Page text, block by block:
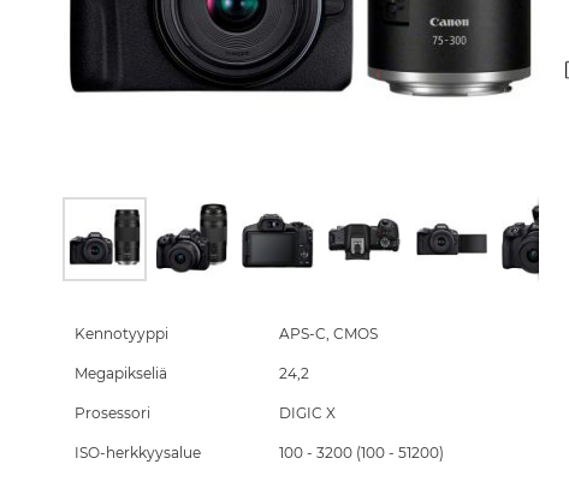
the
images
Kennotyyppi APS-C, CMOS
Megapikseliä 24,2
Prosessori DIGIC X
ISO-herkkyysalue 100 - 3200 (100 - 51200)